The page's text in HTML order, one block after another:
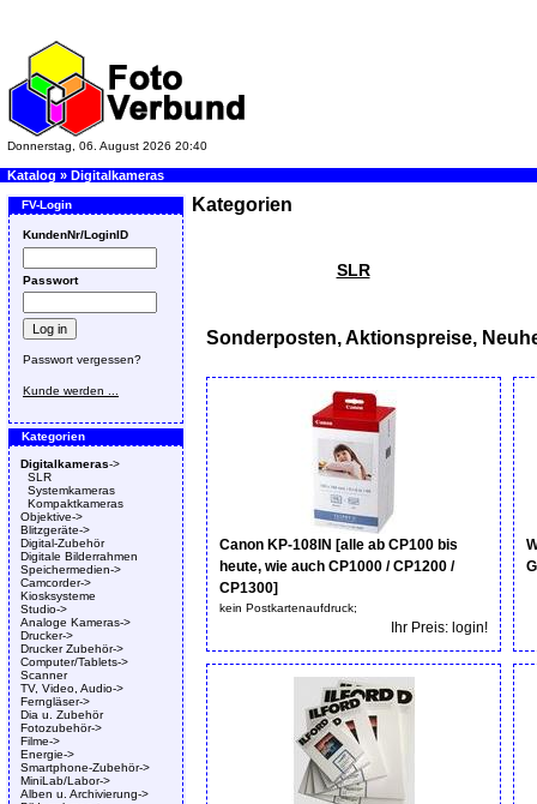
Donnerstag, 06. August 2026 20:40
Katalog » Digitalkameras
FV-Login
KundenNr/LoginID
Passwort
Passwort vergessen?
Kunde werden ...
Kategorien
Digitalkameras->
SLR
Systemkameras
Kompaktkameras
Objektive->
Blitzgeräte->
Digital-Zubehör
Digitale Bilderrahmen
Speichermedien->
Camcorder->
Kiosksysteme
Studio->
Analoge Kameras->
Drucker->
Drucker Zubehör->
Computer/Tablets->
Scanner
TV, Video, Audio->
Ferngläser->
Dia u. Zubehör
Fotozubehör->
Filme->
Energie->
Smartphone-Zubehör->
MiniLab/Labor->
Alben u. Archivierung->
Kategorien
SLR
Sonderposten, Aktionspreise,
Canon KP-108IN [alle ab CP100 bis
heute, wie auch CP1000 / CP1200 /
CP1300]
kein Postkartenaufdruck;
Ihr Preis: login!